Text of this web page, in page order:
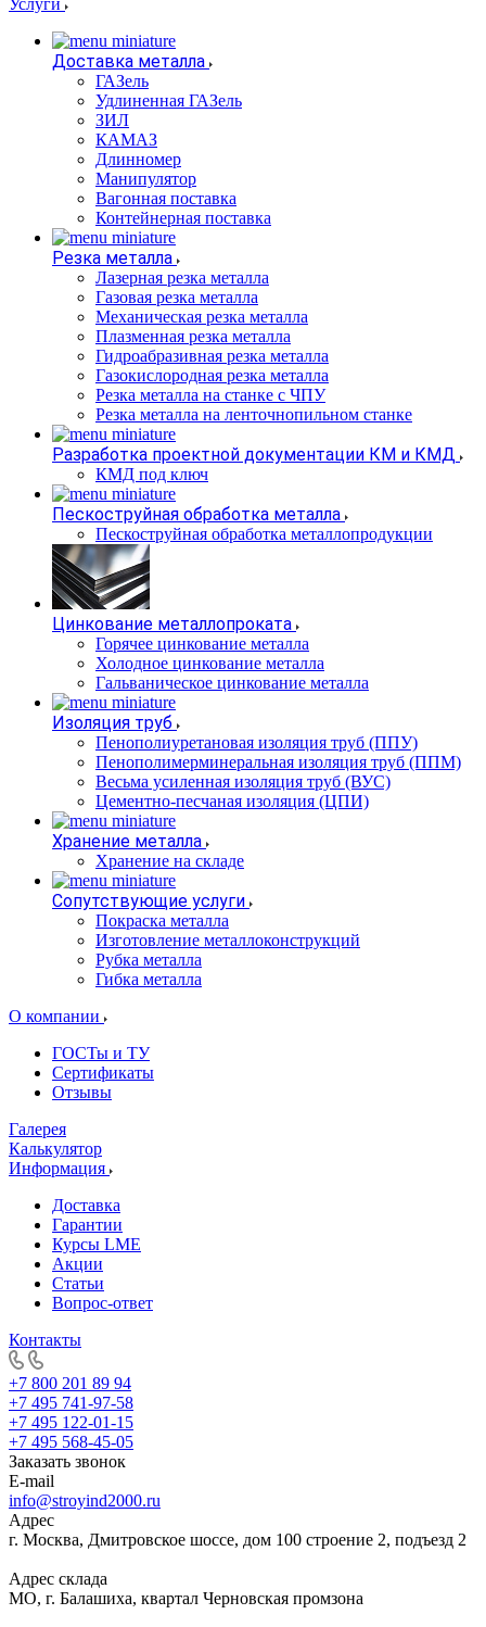
Услуги
Доставка металла
ГАЗель
Удлиненная ГАЗель
ЗИЛ
КАМАЗ
Длинномер
Манипулятор
Вагонная поставка
Контейнерная поставка
Резка металла
Лазерная резка металла
Газовая резка металла
Механическая резка металла
Плазменная резка металла
Гидроабразивная резка металла
Газокислородная резка металла
Резка металла на станке с ЧПУ
Резка металла на ленточнопильном станке
Разработка проектной документации КМ и КМД
КМД под ключ
Пескоструйная обработка металла
Пескоструйная обработка металлопродукции
Цинкование металлопроката
Горячее цинкование металла
Холодное цинкование металла
Гальваническое цинкование металла
Изоляция труб
Пенополиуретановая изоляция труб (ППУ)
Пенополимерминеральная изоляция труб (ППМ)
Весьма усиленная изоляция труб (ВУС)
Цементно-песчаная изоляция (ЦПИ)
Хранение металла
Хранение на складе
Сопутствующие услуги
Покраска металла
Изготовление металлоконструкций
Рубка металла
Гибка металла
О компании
ГОСТы и ТУ
Сертификаты
Отзывы
Галерея
Калькулятор
Информация
Доставка
Гарантии
Курсы LME
Акции
Статьи
Вопрос-ответ
Контакты
+7 800 201 89 94
+7 495 741-97-58
+7 495 122-01-15
+7 495 568-45-05
Заказать звонок
E-mail
info@stroyind2000.ru
Адрес
г. Москва, Дмитровское шоссе, дом 100 строение 2, подъезд 2
Адрес склада
МО, г. Балашиха, квартал Черновская промзона